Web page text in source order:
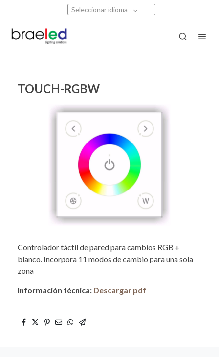
Seleccionar idioma
TOUCH-RGBW
Controlador táctil de pared para cambios RGB +
blanco. Incorpora 11 modos de cambio para una sola
zona
Información técnica: Descargar pdf